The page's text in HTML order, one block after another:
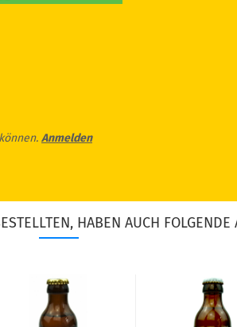
Anmelden
HABEN AUCH FOLGENDE